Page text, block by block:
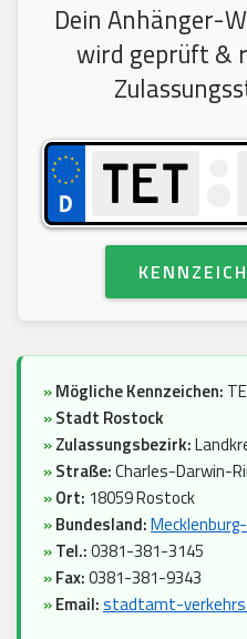
Dein Anhänger-
wird geprüft &
»Mögliche Kennzeichen:
»Stadt Rostock
»Zulassungsbezirk:
»Straße:Charles-Darwin-
»Ort: 18059 Rostock
»Bundesland:
»Tel.:0381-381-3145
»Fax:0381-381-9343
»Email:stadtamt-